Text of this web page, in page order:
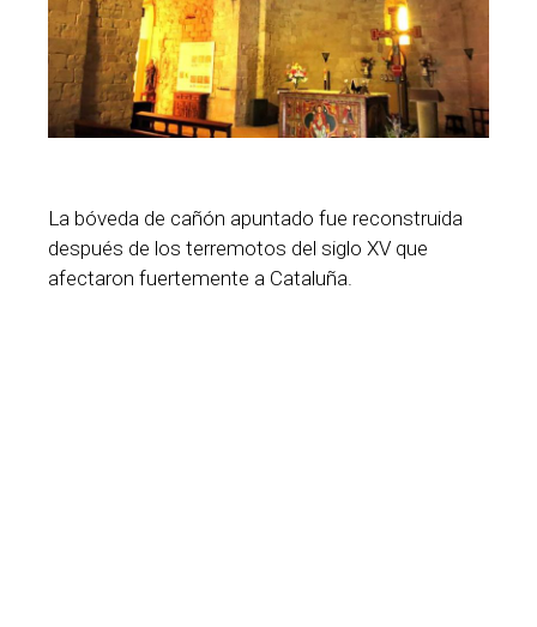
La bóveda de cañón apuntado fue reconstruida
después de los terremotos del siglo XV que
afectaron fuertemente a Cataluña.